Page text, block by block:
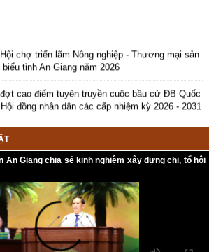
tỉnh An Giang năm 2026
cao điểm tuyên truyền cuộc bầu cử ĐB Quốc
đồng nhân dân các cấp nhiệm kỳ 2026 - 2031
Nông dân Việt Nam lần thứ IX, nhiệm kỳ 2026
cuộc bầu cử ĐB Quốc hội khóa XVI và ĐB
cấp nhiệm kỳ 2026 - 2031
Đại hội Hội Nông dân cấp tỉnh, cấp xã nhiệm kỳ
An Giang chia sẻ kinh nghiệm xây dựng chi, tổ hội